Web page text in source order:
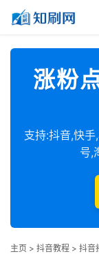
涨粉
支持:抖音,快
号,
主页 > 抖音教程 > 抖音